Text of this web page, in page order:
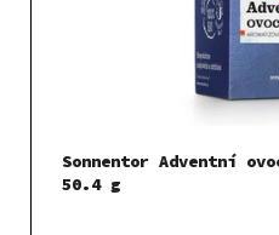
Sonnentor Adventní
50.4 g